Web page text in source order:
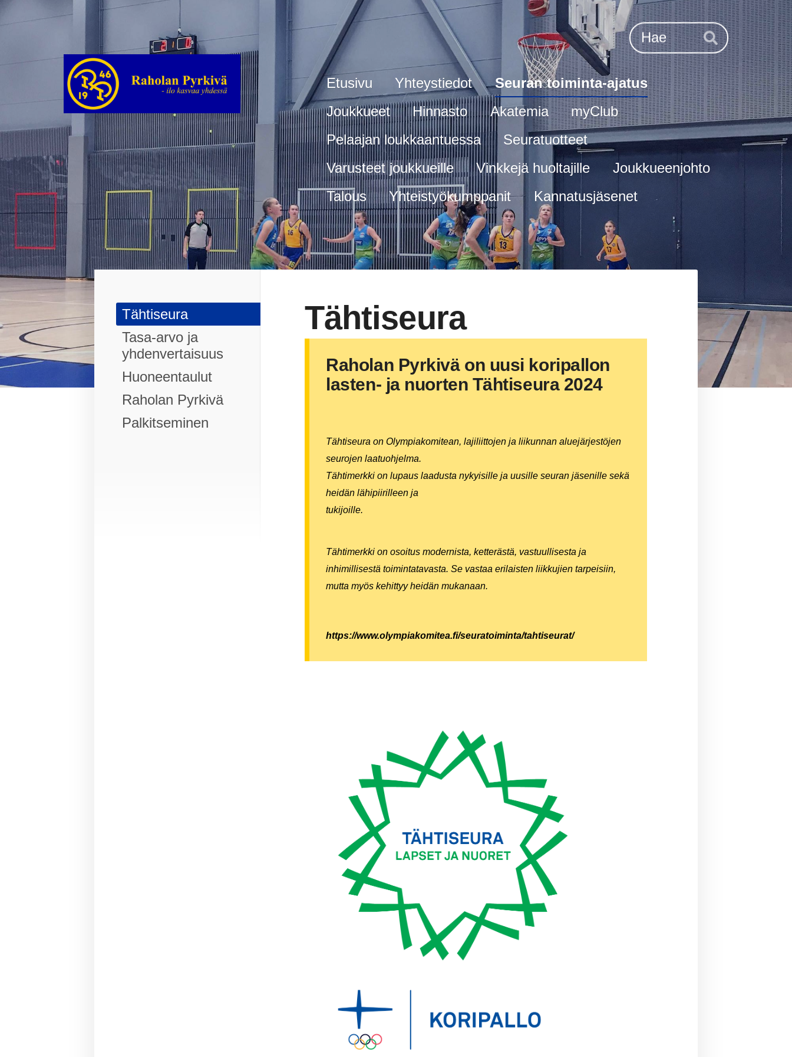
Haku
Hae
Raholan Pyrkivä ry Etusivu Yhteystiedot
Seuran toiminta-ajatus
Joukkueet
Hinnasto Akatemia
myClub
Pelaajan loukkaantuessa
Seuratuotteet
Varusteet joukkueille
Vinkkejä huoltajille
Joukkueenjohto
Talous
Yhteistyökumppanit Kannatusjäsenet
Tähtiseura
Tasa-arvo ja
yhdenvertaisuus
Huoneentaulut
Raholan Pyrkivä
Palkitseminen
Tähtiseura
Raholan Pyrkivä on uusi koripallon
lasten- ja nuorten Tähtiseura 2024
Tähtiseura on Olympiakomitean, lajiliittojen ja liikunnan aluejärjestöjen
seurojen laatuohjelma.
Tähtimerkki on lupaus laadusta nykyisille ja uusille seuran jäsenille sekä
heidän lähipiirilleen ja
tukijoille.
Tähtimerkki on osoitus modernista, ketterästä, vastuullisesta ja
inhimillisestä toimintatavasta. Se vastaa erilaisten liikkujien tarpeisiin,
mutta myös kehittyy heidän mukanaan.
https://www.olympiakomitea.fi/seuratoiminta/tahtiseurat/